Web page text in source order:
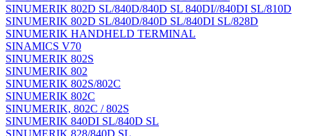
SINUMERIK 802D SL/840D/840D SL 840DI//840DI SL/810D
SINUMERIK 802D SL/840D/840D SL/840DI SL/828D
SINUMERIK HANDHELD TERMINAL
SINAMICS V70
SINUMERIK 802S
SINUMERIK 802
SINUMERIK 802S/802C
SINUMERIK 802C
SINUMERIK, 802C / 802S
SINUMERIK 840DI SL/840D SL
SINUMERIK 828/840D SL